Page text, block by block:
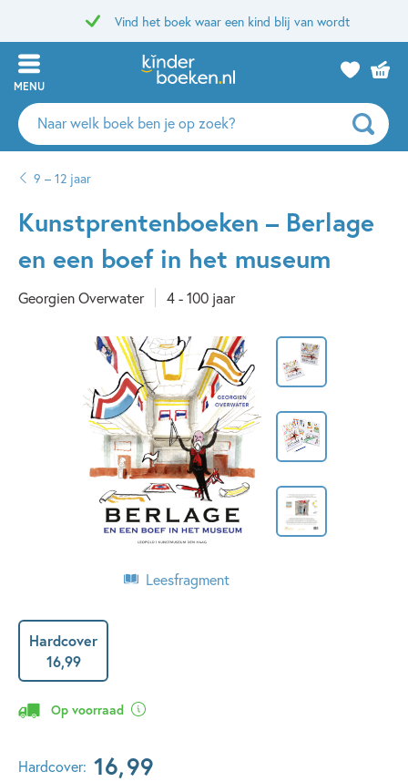
Vind het boek waar een kind blij van wordt
MENU
Zoeken
naar
auteurs
uitgevers
9 – 12 jaar
Kunstprentenboeken – Berlage
en een boef in het museum
Georgien Overwater 4 - 100 jaar
Leesfragment
Hardcover
16,99
Op voorraad
Hardcover: 16,99